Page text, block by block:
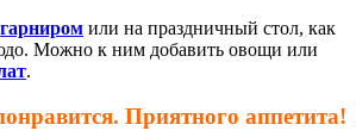
гарниром или на праздничный стол, как
Можно к ним добавить овощи или
.
Приятного аппетита!